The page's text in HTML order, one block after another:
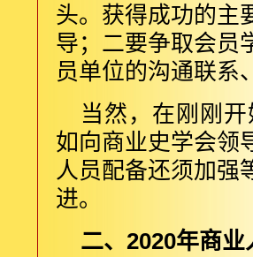
头。获得成功的主
导；二要争取会员
员单位的沟通联系
当然，在刚刚
如向商业史学会领
人员配备还须加强
进。
二、2020年商